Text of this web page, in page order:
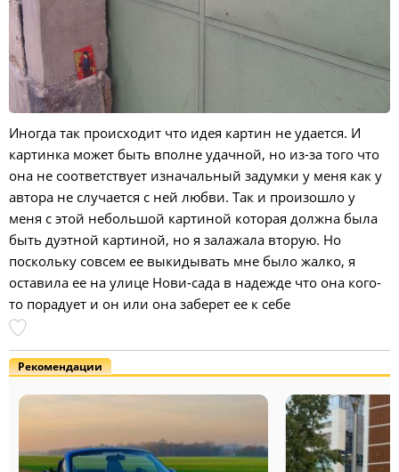
Иногда так происходит что идея картин не удается. И
картинка может быть вполне удачной, но из-за того что
она не соответствует изначальный задумки у меня как у
автора не случается с ней любви. Так и произошло у
меня с этой небольшой картиной которая должна была
быть дуэтной картиной, но я залажала вторую. Но
поскольку совсем ее выкидывать мне было жалко, я
оставила ее на улице Нови-сада в надежде что она кого-
то порадует и он или она заберет ее к себе
Рекомендации